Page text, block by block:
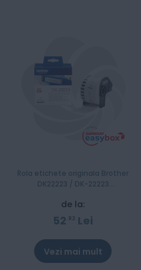
Rola etichete originala Brother
DK22223 / DK-22223
50mm x 30.48m
de la:
52 82 Lei
Vezi mai mult
Stoc epuizat